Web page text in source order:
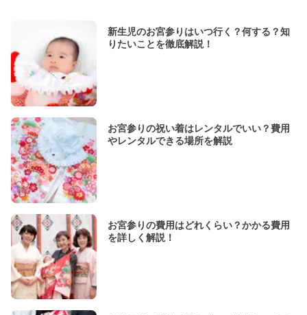
新生児のお宮参りはいつ行く？何する？知
りたいことを徹底解説！
お宮参りの祝い着はレンタルでいい？費用
やレンタルできる場所を解説
お宮参りの費用はどれくらい？かかる費用
を詳しく解説！